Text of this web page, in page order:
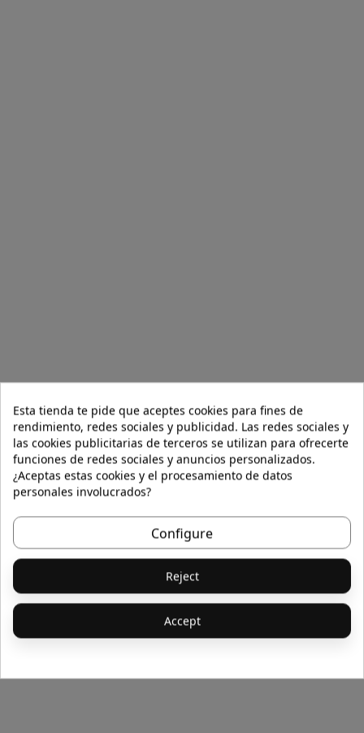
Esta tienda te pide que aceptes cookies para fines de
rendimiento, redes sociales y publicidad. Las redes sociales y
las cookies publicitarias de terceros se utilizan para ofrecerte
funciones de redes sociales y anuncios personalizados.
¿Aceptas estas cookies y el procesamiento de datos
personales involucrados?
Configure
Reject
Accept